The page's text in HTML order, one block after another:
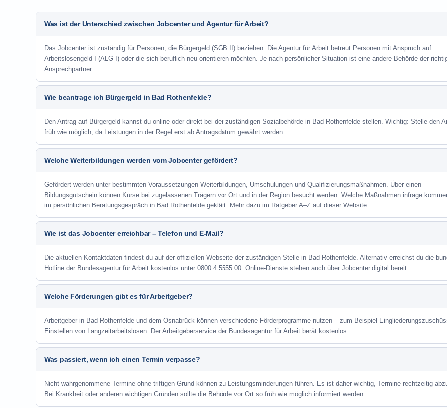
Was ist der Unterschied zwischen Jobcenter und Agentur für Arbeit?
Das Jobcenter ist zuständig für Personen, die Bürgergeld (SGB II) beziehen. Die Agentur für Arbeit betreut Personen mit Anspruch auf
Arbeitslosengeld I (ALG I) oder die sich beruflich neu orientieren möchten. Je nach persönlicher Situation ist eine andere Behörde der
Ansprechpartner.
Wie beantrage ich Bürgergeld in Bad Rothenfelde?
Den Antrag auf Bürgergeld kannst du online oder direkt bei der zuständigen Sozialbehörde in Bad Rothenfelde stellen. Wichtig: Stelle den
früh wie möglich, da Leistungen in der Regel erst ab Antragsdatum gewährt werden.
Welche Weiterbildungen werden vom Jobcenter gefördert?
Gefördert werden unter bestimmten Voraussetzungen Weiterbildungen, Umschulungen und Qualifizierungsmaßnahmen. Über einen
Bildungsgutschein können Kurse bei zugelassenen Trägern vor Ort und in der Region besucht werden. Welche Maßnahmen infrage
im persönlichen Beratungsgespräch in Bad Rothenfelde geklärt. Mehr dazu im Ratgeber A–Z auf dieser Website.
Wie ist das Jobcenter erreichbar – Telefon und E-Mail?
Die aktuellen Kontaktdaten findest du auf der offiziellen Webseite der zuständigen Stelle in Bad Rothenfelde. Alternativ erreichst du die
Hotline der Bundesagentur für Arbeit kostenlos unter 0800 4 5555 00. Online-Dienste stehen auch über Jobcenter.digital bereit.
Welche Förderungen gibt es für Arbeitgeber?
Arbeitgeber in Bad Rothenfelde und dem Osnabrück können verschiedene Förderprogramme nutzen – zum Beispiel
Einstellen von Langzeitarbeitslosen. Der Arbeitgeberservice der Bundesagentur für Arbeit berät kostenlos.
Was passiert, wenn ich einen Termin verpasse?
Nicht wahrgenommene Termine ohne triftigen Grund können zu Leistungsminderungen führen. Es ist daher wichtig, Termine rechtzeitig
Bei Krankheit oder anderen wichtigen Gründen sollte die Behörde vor Ort so früh wie möglich informiert werden.